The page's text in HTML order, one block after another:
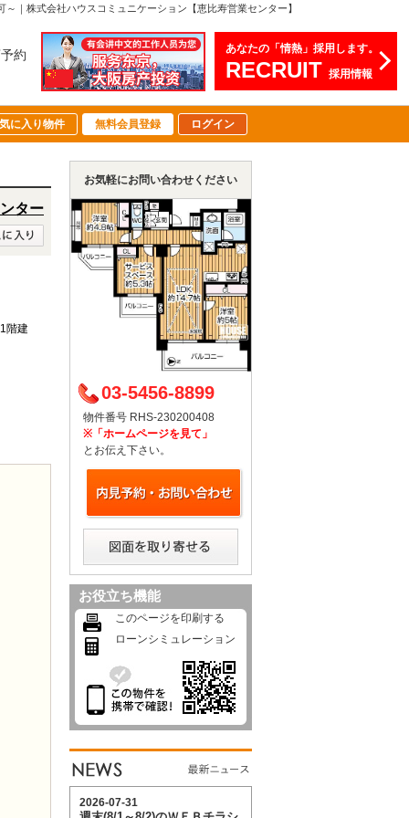
｜株式会社ハウスコミュニケーション【恵比寿営業センター】
約 あなたの「情熱」採用します。
RECRUIT 採用情報
に入り物件 無料会員登録 ログイン
ター
階建
お気軽にお問い合わせください
03-5456-8899
物件番号 RHS-230200408
※「ホームページを見て」
とお伝え下さい。
お役立ち機能
このページを印刷する
ローンシミュレーション